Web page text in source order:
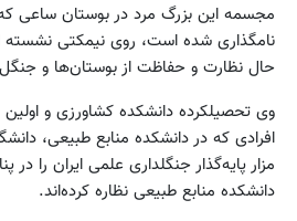
مجسمه این بزرگ مرد در بوستان ساعی که
نامگذاری شده است، روی نیمکتی
حال نظارت و حفاظت از بوستان‌ها و
وی تحصیلکرده دانشکده کشاورزی و اولین
افرادی که در دانشکده منابع طبیعی،
مزار پایه‌گذار جنگلداری علمی ایران را در
دانشکده منابع طبیعی نظاره کرده‌اند.